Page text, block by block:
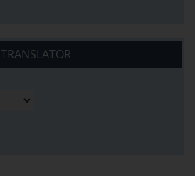
TRANSLATOR